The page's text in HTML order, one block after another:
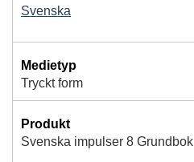
Svenska
Medietyp
Tryckt form
Produkt
Svenska impulser 8 Grundbok